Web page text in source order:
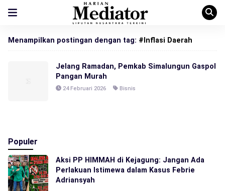
Menampilkan postingan dengan tag: #Inflasi Daerah
Jelang Ramadan, Pemkab Simalungun Gaspol
Pangan Murah
24 Februari 2026 Bisnis
Populer
Aksi PP HIMMAH di Kejagung: Jangan Ada
Perlakuan Istimewa dalam Kasus Febrie
Adriansyah